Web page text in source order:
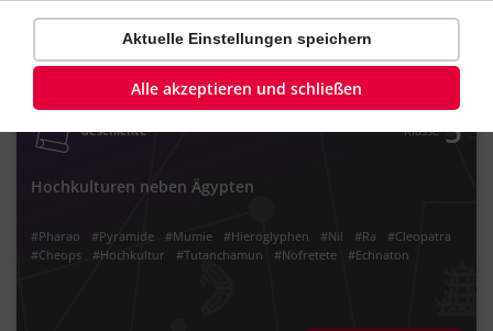
#Herrschaft der Ptolemäer
#Mumifizierung #Dynastien
#vor Christus
#v. Chr.
#erste Hochkulturen der Menschheit #Kleopatra
#Ra
#polytheistischen #Isis #Horus #Anubis
#Götter
#Ägyptisches Reich #Nofretete. Grab #Gräber
#Grabbauten
#Kairo #Luxor #Memphis #Giseh
#Altägypten
Übung
Video
4
Jetzt lernen
Geschichte Klasse 5
Hochkulturen neben Ägypten
#Pharao #Pyramide #Mumie #Hieroglyphen #Nil #Ra
#Cleopatra
#Cheops
#Hochkultur #Tutanchamun #Nofretete #Echnaton
Abgelehnt:
Personalisierungs-Cookies
Aktuelle Einstellungen speichern
Alle akzeptieren und schließen